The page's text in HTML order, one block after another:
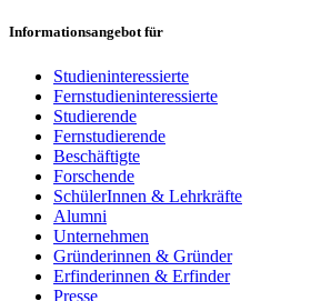
Informationsangebot für
Studieninteressierte
Fernstudieninteressierte
Studierende
Fernstudierende
Beschäftigte
Forschende
SchülerInnen & Lehrkräfte
Alumni
Unternehmen
Gründerinnen & Gründer
Erfinderinnen & Erfinder
Presse